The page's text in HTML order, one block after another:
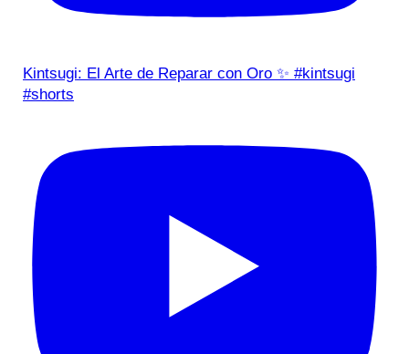
Kintsugi: El Arte de Reparar con Oro ✨ #kintsugi
#shorts